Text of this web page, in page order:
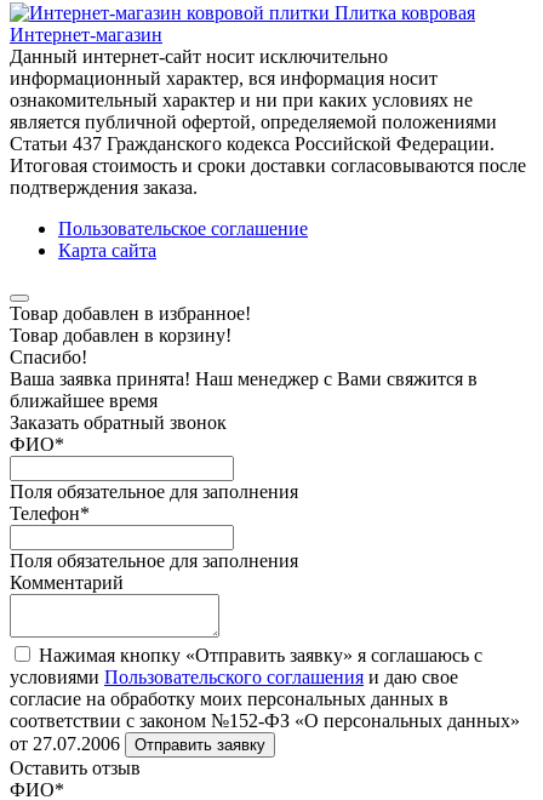
Плитка ковровая
Интернет-магазин
Данный интернет-сайт носит исключительно
информационный характер, вся информация носит
ознакомительный характер и ни при каких условиях не
является публичной офертой, определяемой положениями
Статьи 437 Гражданского кодекса Российской Федерации.
Итоговая стоимость и сроки доставки согласовываются после
подтверждения заказа.
Пользовательское соглашение
Карта сайта
Товар добавлен в избранное!
Товар добавлен в корзину!
Спасибо!
Ваша заявка принята! Наш менеджер с Вами свяжится в
ближайшее время
Заказать обратный звонок
ФИО*
Поля обязательное для заполнения
Телефон*
Поля обязательное для заполнения
Комментарий
Нажимая кнопку «Отправить заявку» я соглашаюсь с
условиями Пользовательского соглашения и даю свое
согласие на обработку моих персональных данных в
соответствии с законом №152-ФЗ «О персональных данных»
от 27.07.2006
Отправить заявку
Оставить отзыв
ФИО*